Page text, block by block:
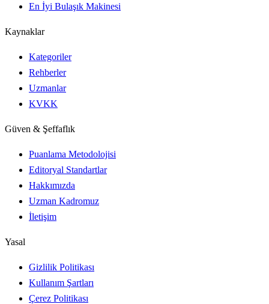
En İyi Bulaşık Makinesi
Kaynaklar
Kategoriler
Rehberler
Uzmanlar
KVKK
Güven & Şeffaflık
Puanlama Metodolojisi
Editoryal Standartlar
Hakkımızda
Uzman Kadromuz
İletişim
Yasal
Gizlilik Politikası
Kullanım Şartları
Çerez Politikası